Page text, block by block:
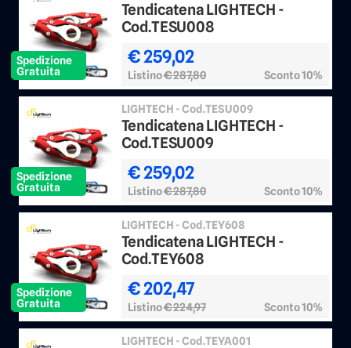
Spedizione
Gratuita
Tendicatena LIGHTECH -
Cod.TESU008
€ 259,02
Listino€ 287,80 Sconto 10%
Spedizione
Gratuita
LIGHTECH - Cod.TESU009
Tendicatena LIGHTECH -
Cod.TESU009
€ 259,02
Listino€ 287,80 Sconto 10%
Spedizione
Gratuita
LIGHTECH - Cod.TEY608
Tendicatena LIGHTECH -
Cod.TEY608
€ 202,47
Listino€ 224,97 Sconto 10%
LIGHTECH - Cod.TEYA001